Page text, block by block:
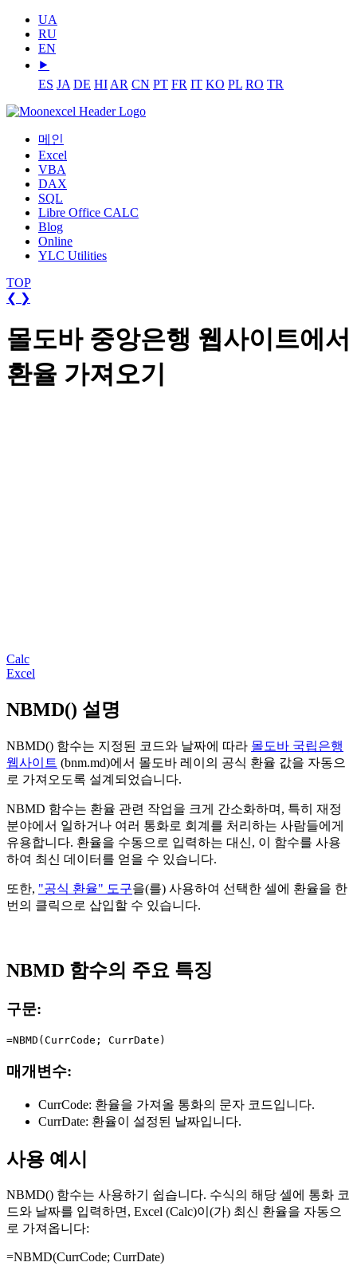
UA
RU
EN
⯈
ES JA DE HI AR CN PT FR IT KO PL RO TR
메인
Excel
VBA
DAX
SQL
Libre Office CALC
Blog
Online
YLC Utilities
TOP
❮ ❯
몰도바 중앙은행 웹사이트에서
환율 가져오기
Calc
Excel
NBMD() 설명
NBMD() 함수는 지정된 코드와 날짜에 따라 몰도바 국립은행
웹사이트 (bnm.md)에서 몰도바 레이의 공식 환율 값을 자동으
로 가져오도록 설계되었습니다.
NBMD 함수는 환율 관련 작업을 크게 간소화하며, 특히 재정
분야에서 일하거나 여러 통화로 회계를 처리하는 사람들에게
유용합니다. 환율을 수동으로 입력하는 대신, 이 함수를 사용
하여 최신 데이터를 얻을 수 있습니다.
또한, "공식 환율" 도구을(를) 사용하여 선택한 셀에 환율을 한
번의 클릭으로 삽입할 수 있습니다.
NBMD 함수의 주요 특징
구문:
매개변수:
CurrCode: 환율을 가져올 통화의 문자 코드입니다.
CurrDate: 환율이 설정된 날짜입니다.
사용 예시
NBMD() 함수는 사용하기 쉽습니다. 수식의 해당 셀에 통화 코
드와 날짜를 입력하면, Excel (Calc)이(가) 최신 환율을 자동으
로 가져옵니다:
=NBMD(CurrCode; CurrDate)